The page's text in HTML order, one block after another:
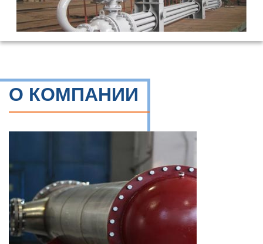
О КОМПАНИИ